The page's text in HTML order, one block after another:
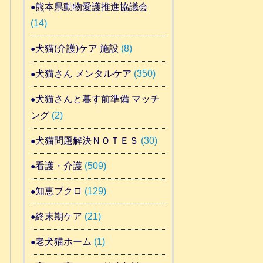
熊本県動物愛護推進協議会
(14)
犬猫(介護)ケア 施設 (8)
犬猫さん メンタルケア (350)
犬猫さんと暮す前準備 マッチ
ング(2)
犬猫問題解決ＮＯＴＥＳ (30)
看護・介護(509)
知恵ブクロ (129)
終末期ケア (21)
老犬猫ホーム (1)